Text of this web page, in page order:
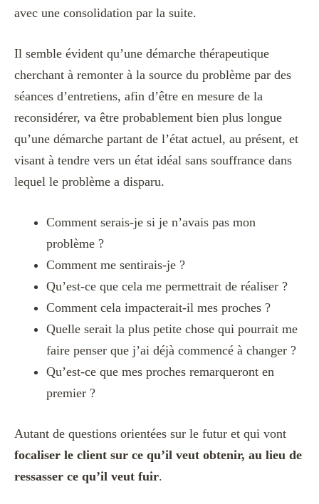
avec une consolidation par la suite.
Il semble évident qu’une démarche thérapeutique
cherchant à remonter à la source du problème par des
séances d’entretiens, afin d’être en mesure de la
reconsidérer, va être probablement bien plus longue
qu’une démarche partant de l’état actuel, au présent, et
visant à tendre vers un état idéal sans souffrance dans
lequel le problème a disparu.
Comment serais-je si je n’avais pas mon
problème ?
Comment me sentirais-je ?
Qu’est-ce que cela me permettrait de réaliser ?
Comment cela impacterait-il mes proches ?
Quelle serait la plus petite chose qui pourrait me
faire penser que j’ai déjà commencé à changer ?
Qu’est-ce que mes proches remarqueront en
premier ?
Autant de questions orientées sur le futur et qui vont
focaliser le client sur ce qu’il veut obtenir, au lieu de
ressasser ce qu’il veut fuir.